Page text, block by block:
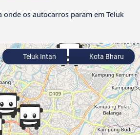
onde os autocarros param em Teluk
Teluk Intan Kota Bharu